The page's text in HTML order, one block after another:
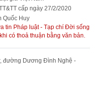
cấp ngày 27/2/2020
Quốc Huy
tin Pháp luật - Tạp chí Đời sống
có thoả thuận bằng văn bản.
đường Dương Đình Nghệ -